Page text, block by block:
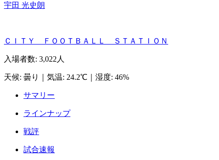
宇田 光史朗
ＣＩＴＹ ＦＯＯＴＢＡＬＬ ＳＴＡＴＩＯＮ
入場者数: 3,022人
天候: 曇り 気温: 24.2℃ 湿度: 46%
サマリー
ラインナップ
戦評
試合速報